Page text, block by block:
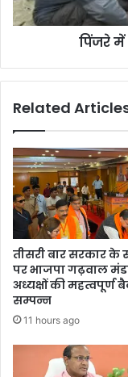
पिंजरे
Related
तीसरी बार सरकार
पर भाजपा गढ़वाल
अध्यक्षों की महत्वपूर्ण
सम्पन्न
11 hours ago